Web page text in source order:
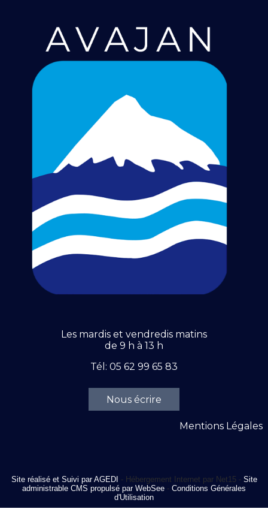
Les mardis et vendredis matins
de 9 h à 13 h
Tél: 05 62 99 65 83
Nous écrire
Mentions Légales
Site réalisé et Suivi par AGEDI - Hébergement Internet par Net15 - Site
administrable CMS propulsé par WebSee - Conditions Générales
d'Utilisation